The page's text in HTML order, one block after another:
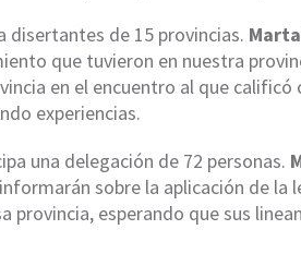
disertantes de 15 provincias.
que tuvieron en nuestra
en el encuentro al que
experiencias.
una delegación de 72 personas.
sobre la aplicación de la
provincia, esperando que sus